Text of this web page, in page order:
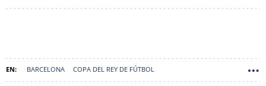
BARCELONA COPA DEL REY DE FÚTBOL